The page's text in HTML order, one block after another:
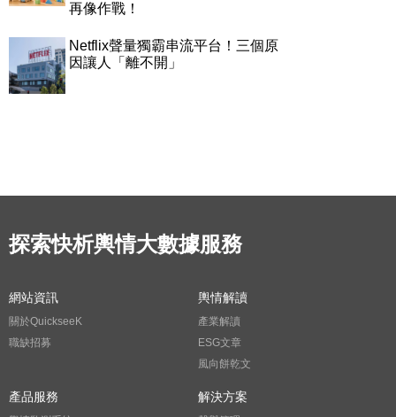
再像作戰！
Netflix聲量獨霸串流平台！三個原
因讓人「離不開」
探索快析輿情大數據服務
網站資訊
關於QuickseeK
職缺招募
輿情解讀
產業解讀
ESG文章
風向餅乾文
產品服務 解決方案